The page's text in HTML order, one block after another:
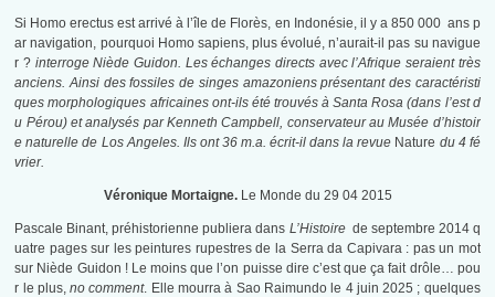
Si Homo erectus est arrivé à l’île de Florès, en Indonésie, il y a 850 000 ans p
ar navigation, pourquoi Homo sapiens, plus évolué, n’aurait-il pas su navigue
r ?interroge Niède Guidon. Les échanges directs avec l’Afrique seraient très
anciens. Ainsi des fossiles de singes amazoniens présentant des caractéristi
ques morphologiques africaines ont-ils été trouvés à Santa Rosa (dans l’est d
u Pérou) et analysés par Kenneth Campbell, conservateur au Musée d’histoir
e naturelle de Los Angeles. Ils ont 36 m.a. écrit-il dans la revue Nature du 4 fé
vrier.
Véronique Mortaigne.Le Monde du 29 04 2015
Pascale Binant, préhistorienne publiera dans L’Histoire de septembre 2014 q
uatre pages sur les peintures rupestres de la Serra da Capivara : pas un mot
sur Niède Guidon ! Le moins que l’on puisse dire c’est que ça fait drôle… pou
r le plus,no comment. Elle mourra à Sao Raimundo le 4 juin 2025 ; quelques